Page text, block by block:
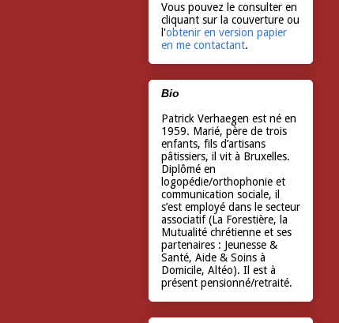
Vous pouvez le consulter en
cliquant sur la couverture ou
l'obtenir en version papier
en me contactant.
Bio
Patrick Verhaegen est né en
1959. Marié, père de trois
enfants, fils d’artisans
pâtissiers, il vit à Bruxelles.
Diplômé en
logopédie/orthophonie et
communication sociale, il
s’est employé dans le secteur
associatif (La Forestière, la
Mutualité chrétienne et ses
partenaires : Jeunesse &
Santé, Aide & Soins à
Domicile, Altéo). Il est à
présent pensionné/retraité.